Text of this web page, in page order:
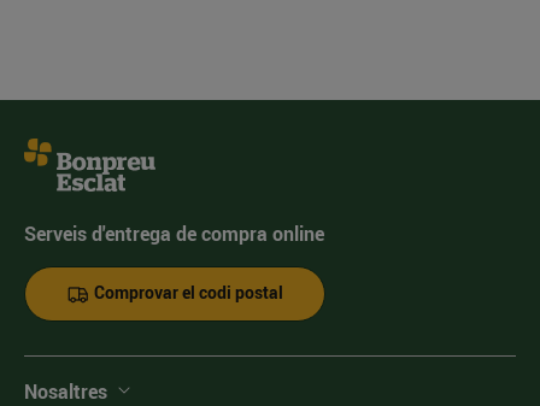
Serveis d'entrega de compra online
Comprovar el codi postal
Nosaltres